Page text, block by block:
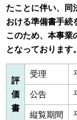
たことに伴い、同
おける準備書手続
このため、本事業
となっております。
評
価
書
受理
公告
縦覧期間